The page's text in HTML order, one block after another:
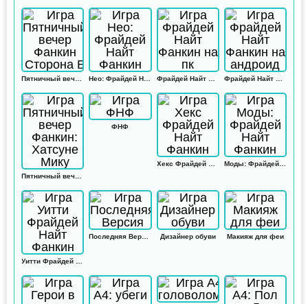
ФНФ
Моды: Фрайдей Найт Фанкин
Дизайнер обуви Макияж для феи